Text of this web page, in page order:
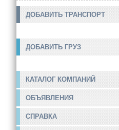
ДОБАВИТЬ ТРАНСПОРТ
ДОБАВИТЬ ГРУЗ
КАТАЛОГ КОМПАНИЙ
ОБЪЯВЛЕНИЯ
СПРАВКА